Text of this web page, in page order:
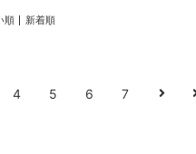
順 新着順
4 5 6 7